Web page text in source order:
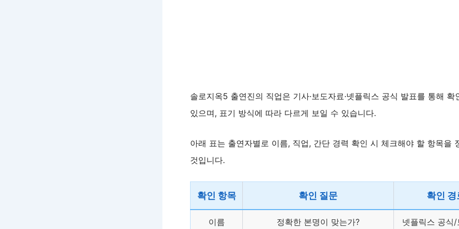
솔로지옥5 출연진의 직업은 기사·보도자료·넷플릭스 공식 발표를 통해 확
있으며, 표기 방식에 따라 다르게 보일 수 있습니다.
아래 표는 출연자별로 이름, 직업, 간단 경력 확인 시 체크해야 할 항목을
것입니다.
확인 항목 확인 질문 확인 경
이름 정확한 본명이 맞는가? 넷플릭스 공식